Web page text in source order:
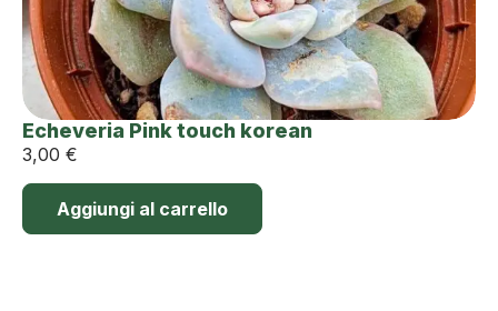
Echeveria Pink touch korean
3,00 €
Aggiungi al carrello